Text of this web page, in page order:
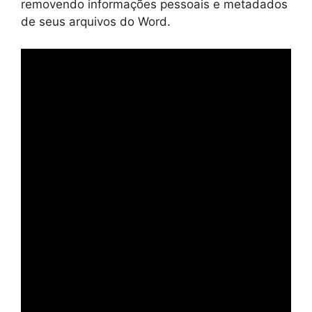
removendo informações pessoais e metadados
de seus arquivos do Word.